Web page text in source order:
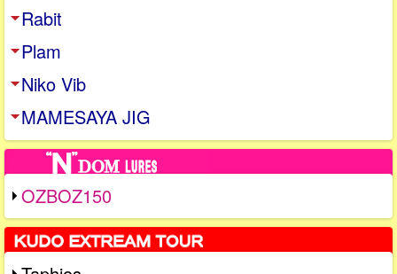
Rabit
Plam
Niko Vib
MAMESAYA JIG
OZBOZ150